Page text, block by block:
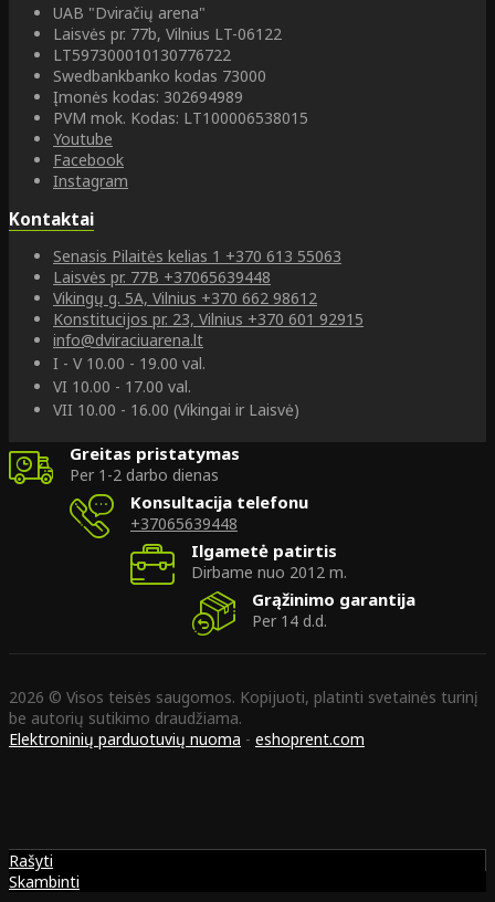
UAB "Dviračių arena"
Laisvės pr. 77b, Vilnius LT-06122
LT597300010130776722
Swedbankbanko kodas 73000
Įmonės kodas: 302694989
PVM mok. Kodas: LT100006538015
Youtube
Facebook
Instagram
Kontaktai
Senasis Pilaitės kelias 1 +370 613 55063
Laisvės pr. 77B +37065639448
Vikingų g. 5A, Vilnius +370 662 98612
Konstitucijos pr. 23, Vilnius +370 601 92915
info@dviraciuarena.lt
I - V 10.00 - 19.00 val.
VI 10.00 - 17.00 val.
VII 10.00 - 16.00 (Vikingai ir Laisvė)
Greitas pristatymas
Per 1-2 darbo dienas
Konsultacija telefonu
+37065639448
Ilgametė patirtis
Dirbame nuo 2012 m.
Grąžinimo garantija
Per 14 d.d.
2026 © Visos teisės saugomos. Kopijuoti, platinti svetainės turinį
be autorių sutikimo draudžiama.
Elektroninių parduotuvių nuoma - eshoprent.com
Rašyti
Skambinti